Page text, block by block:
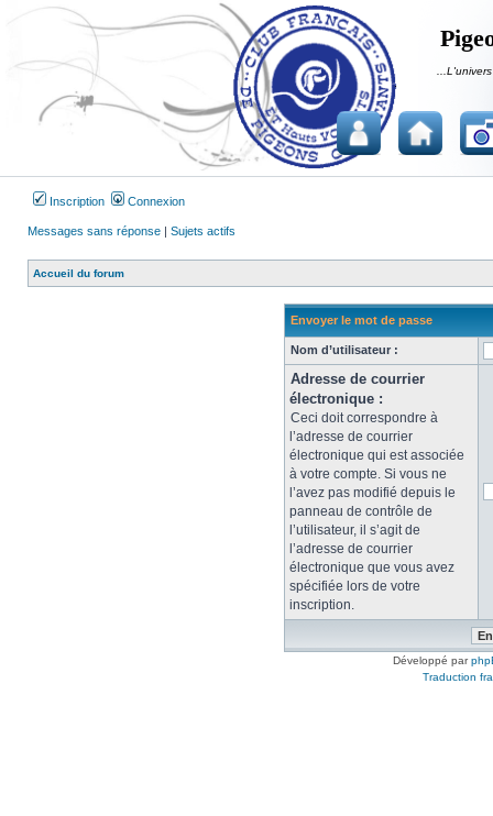
Inscription Connexion
Messages sans réponse | Sujets actifs
Accueil du forum
Envoyer le mot de passe
Nom d’utilisateur :
Adresse de courrier
électronique :
Ceci doit correspondre à
l’adresse de courrier
électronique qui est associée
à votre compte. Si vous ne
l’avez pas modifié depuis le
panneau de contrôle de
l’utilisateur, il s’agit de
l’adresse de courrier
électronique que vous avez
spécifiée lors de votre
inscription.
Développé par
Traduction